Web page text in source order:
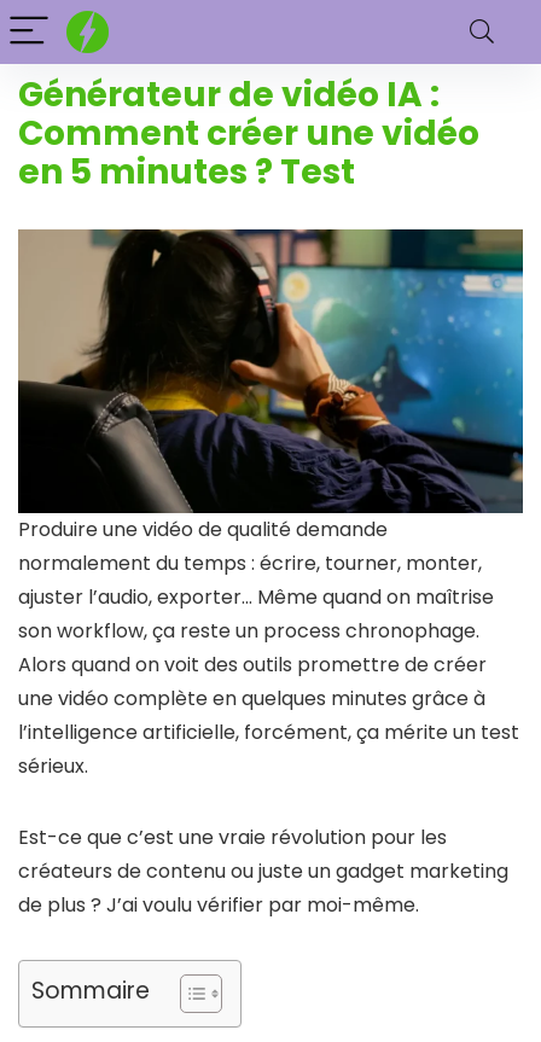
Générateur de vidéo IA :
Comment créer une vidéo
en 5 minutes ? Test
Produire une vidéo de qualité demande
normalement du temps : écrire, tourner, monter,
ajuster l’audio, exporter… Même quand on maîtrise
son workflow, ça reste un process chronophage.
Alors quand on voit des outils promettre de créer
une vidéo complète en quelques minutes grâce à
l’intelligence artificielle, forcément, ça mérite un test
sérieux.
Est-ce que c’est une vraie révolution pour les
créateurs de contenu ou juste un gadget marketing
de plus ? J’ai voulu vérifier par moi-même.
Sommaire